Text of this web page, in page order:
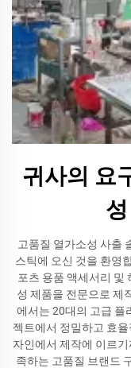
귀사의 요
고품질 열가소성 사출
스틱에 오신 것을 환영
포츠 용품 액세서리 및
성 제품을 전문으로 제
에서는 20대의 고급 플
젝트에서 정밀하고 효
자인에서 제작에 이르
족하는 고품질 브랜드